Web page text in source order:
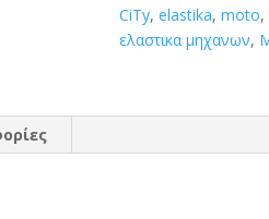
CiTy,elastika,moto,
ελαστικα μηχανων,